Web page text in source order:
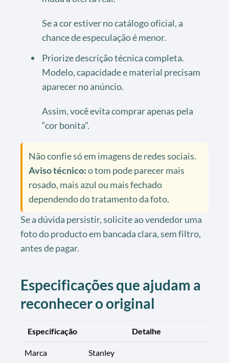
Se a cor estiver no catálogo oficial, a
chance de especulação é menor.
Priorize descrição técnica completa.
Modelo, capacidade e material precisam
aparecer no anúncio.
Assim, você evita comprar apenas pela
“cor bonita”.
Não confie só em imagens de redes sociais.
Aviso técnico:o tom pode parecer mais
rosado, mais azul ou mais fechado
dependendo do tratamento da foto.
Se a dúvida persistir, solicite ao vendedor uma
foto do producto em bancada clara, sem filtro,
antes de pagar.
Especificações que ajudam a
reconhecer o original
Especificação Detalhe
Marca Stanley